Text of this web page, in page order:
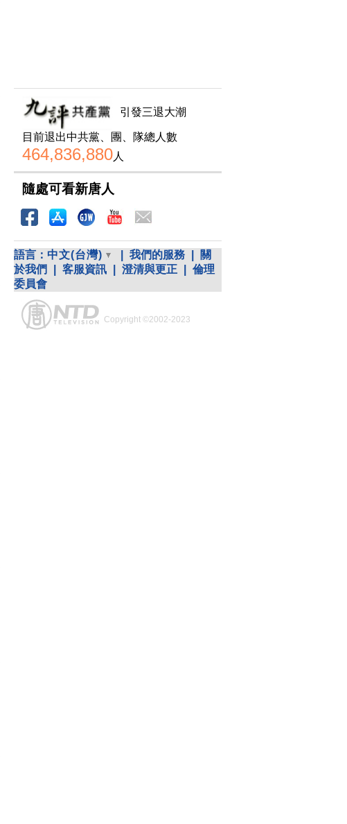
引發三退大潮
目前退出中共黨、團、隊總人數
464,836,880人
隨處可看新唐人
語言： 中文(台灣) 我們的服務
關
於我們
客服資訊 澄清與更正
倫理
委員會
Copyright ©2002-2023